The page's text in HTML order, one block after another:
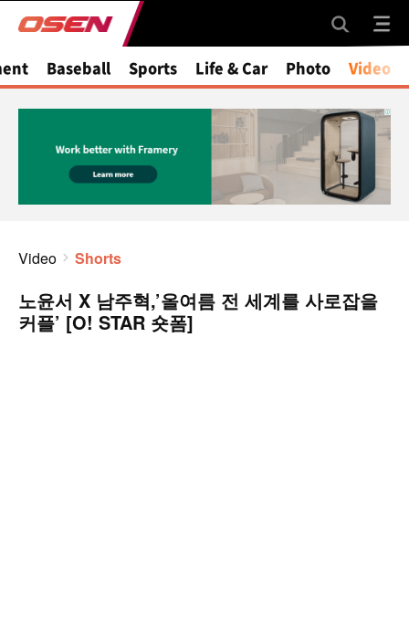
Baseball Sports Life & Car Photo Video
Video Shorts
노윤서 X 남주혁,’올여름 전 세계를 사로잡을
커플’ [O! STAR 숏폼]